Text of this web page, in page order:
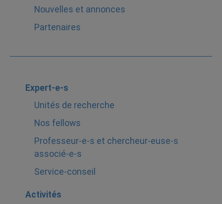
Nouvelles et annonces
Partenaires
Expert-e-s
Unités de recherche
Nos fellows
Professeur-e-s et chercheur-euse-s
associé-e-s
Service-conseil
Activités